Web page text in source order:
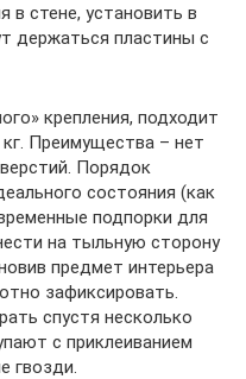
в стене, установить в
держаться пластины с
крепления, подходит
Преимущества – нет
Порядок
состояния (как
подпорки для
на тыльную сторону
предмет интерьера
зафиксировать.
спустя несколько
с приклеиванием
гвозди.